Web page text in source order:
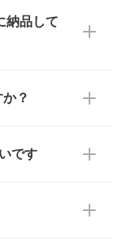
会や個
お支払
ば、同
スタッ
約2週間
入を含
いたし
品場
納品して
合わ
のう
は、最
してお
？
確定の
です
にある